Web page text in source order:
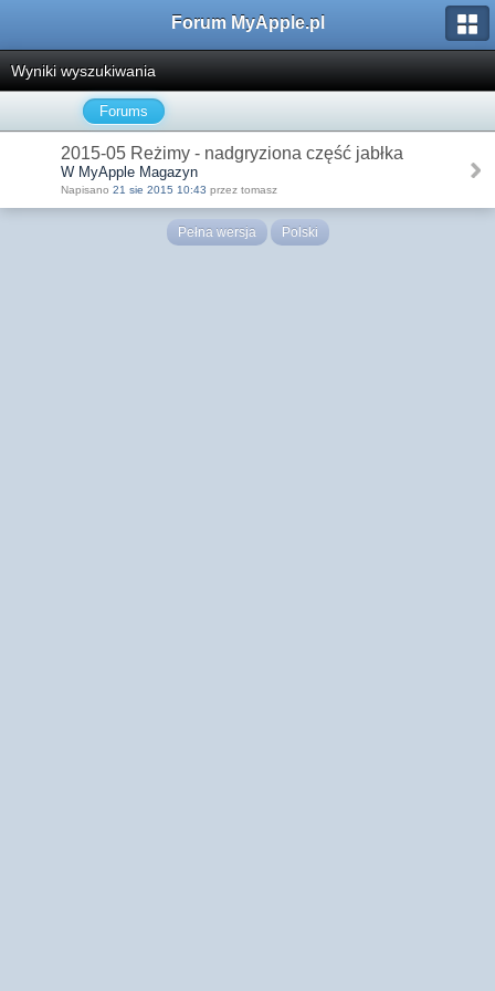
Forum MyApple.pl
Wyniki wyszukiwania
Forums
2015-05 Reżimy - nadgryziona część jabłka
W MyApple Magazyn
Napisano 21 sie 2015 10:43 przez tomasz
Pełna wersja Polski